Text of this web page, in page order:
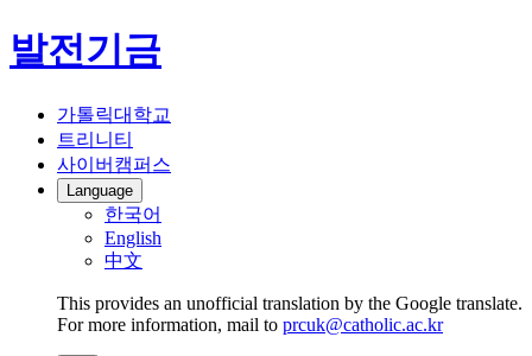
발전기금
가톨릭대학교
트리니티
사이버캠퍼스
Language
한국어
English
中文
This provides an unofficial translation by the Google translate.
For more information, mail to prcuk@catholic.ac.kr